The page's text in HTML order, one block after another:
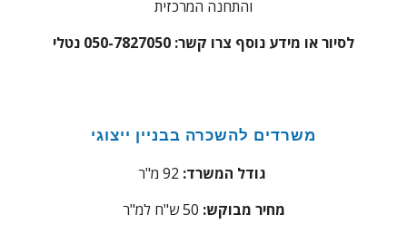
והתחנה המרכזית
לסיור או מידע נוסף צרו קשר: 050-7827050 נטלי
משרדים להשכרה בבניין ייצוגי
גודל המשרד:
מחיר מבוקש: